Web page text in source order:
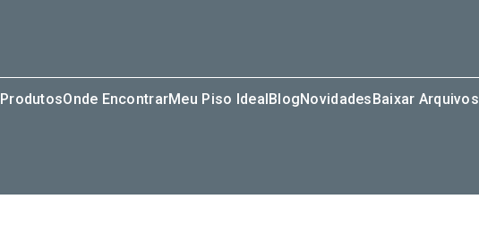
ProdutosOnde EncontrarMeu Piso IdealBlogNovidadesBaixar Arquivos